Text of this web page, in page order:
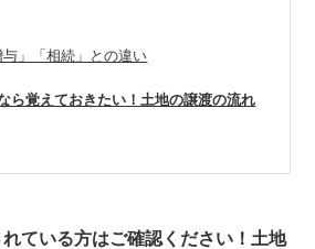
」「相続」との違い
ら覚えておきたい！土地の譲渡の流れ
ている方はご確認ください！土地